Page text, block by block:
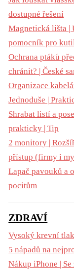
dostupné řešení
Magnetická lišta |
pomocník pro
Ochrana ptáků
chránit? | České
Organizace
Jednoduše |
Shrabat listí a
prakticky | Tip
2 monitory |
přístup (firmy i
Lapač pavouků a
pocitům
ZDRAVÍ
Vysoký krevní
5 nápadů na
Nákup iPhone |